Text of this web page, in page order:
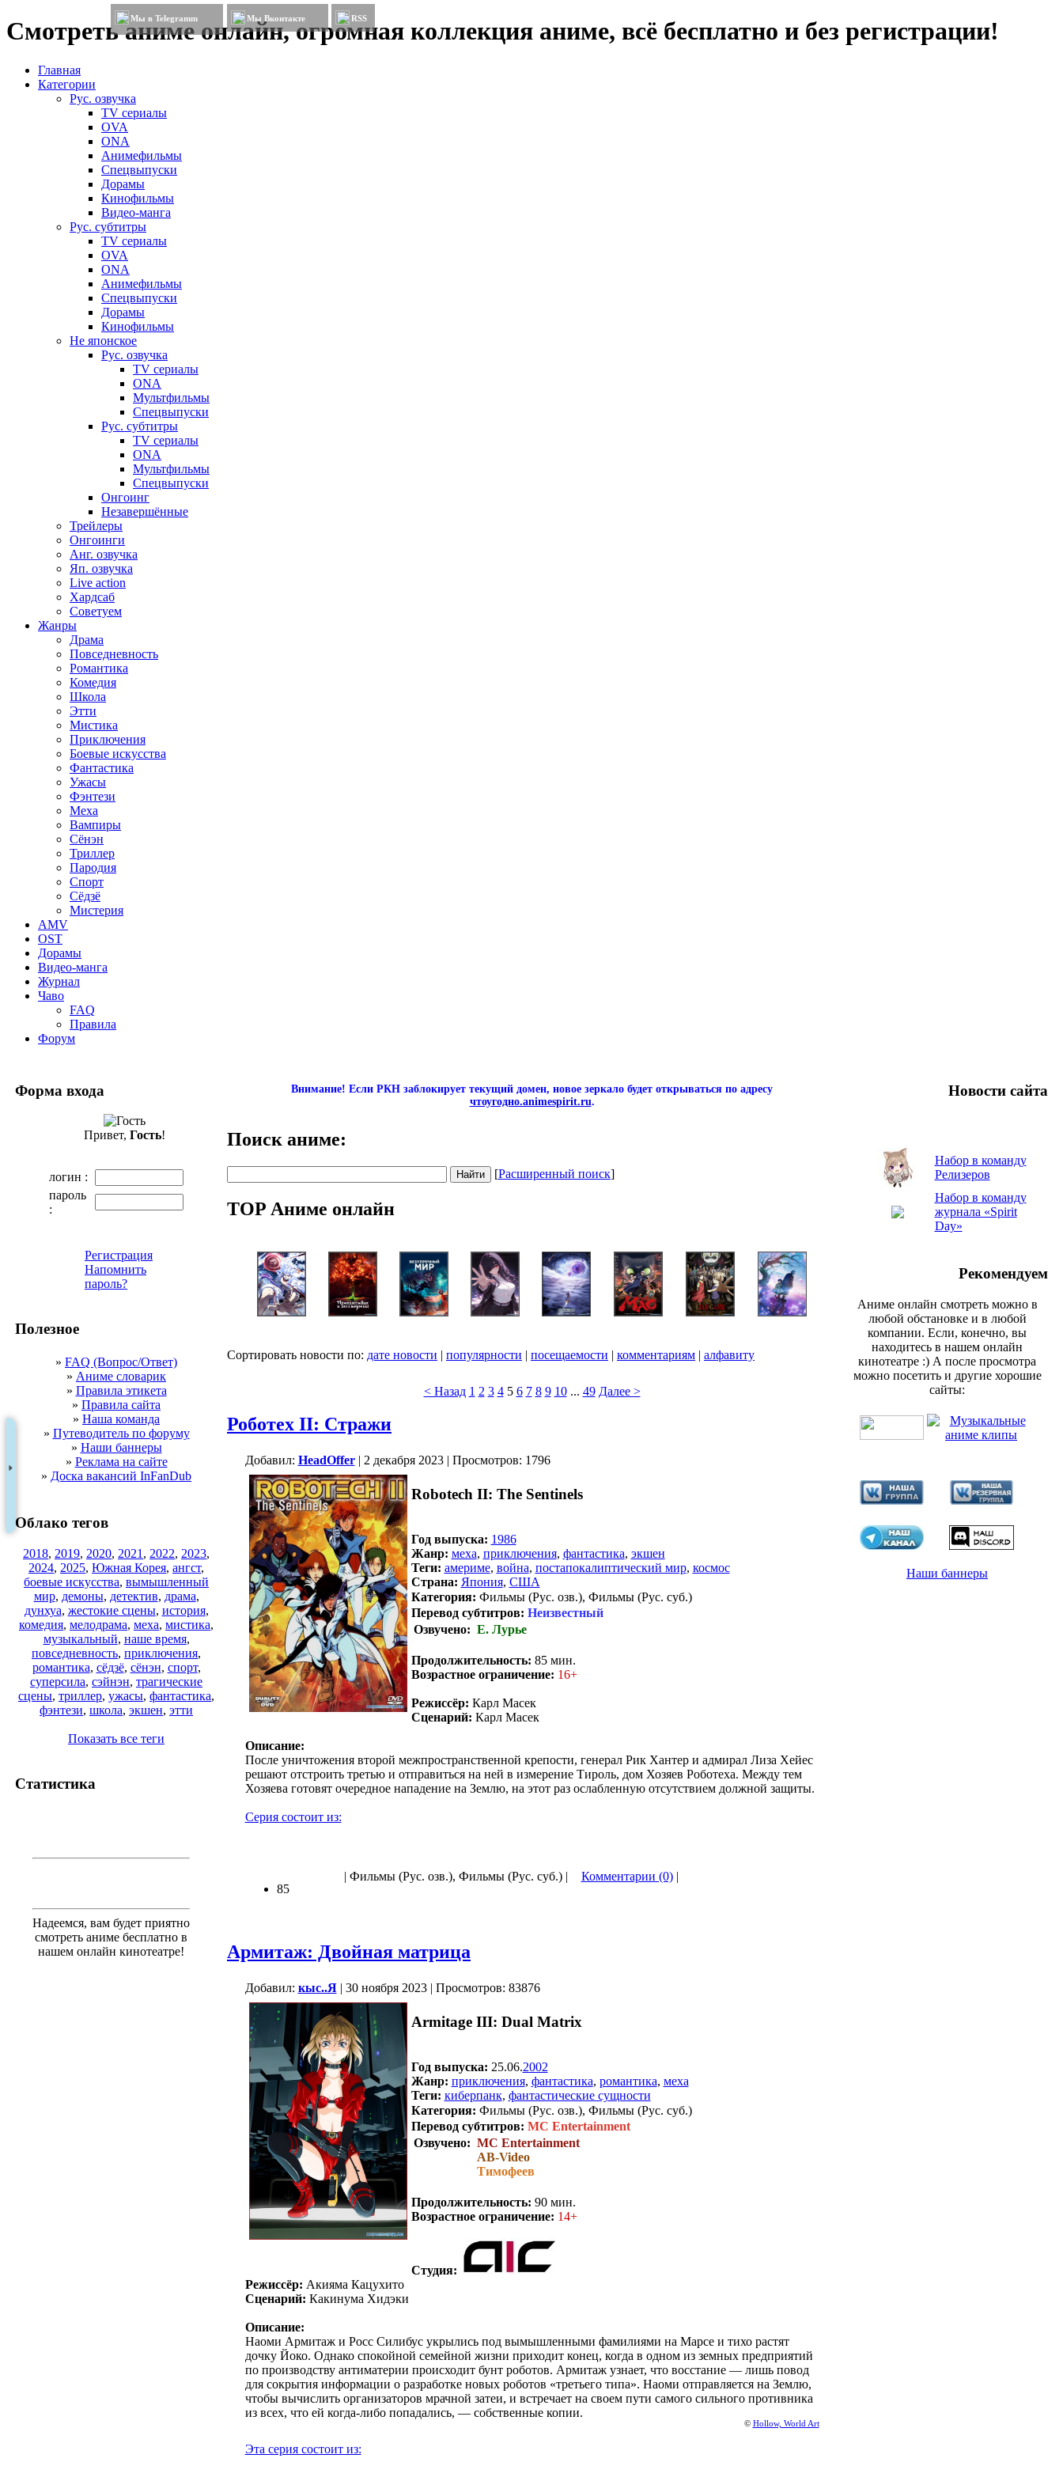
Смотреть аниме онлайн, огромная коллекция аниме, всё бесплатно и без регистрации!
Мы в Telegramm Мы Вконтакте RSS
Главная
Категории
Рус. озвучка
TV сериалы
OVA
ONA
Анимефильмы
Спецвыпуски
Дорамы
Кинофильмы
Видео-манга
Рус. субтитры
TV сериалы
OVA
ONA
Анимефильмы
Спецвыпуски
Дорамы
Кинофильмы
Не японское
Рус. озвучка
TV сериалы
ONA
Мультфильмы
Спецвыпуски
Рус. субтитры
TV сериалы
ONA
Мультфильмы
Спецвыпуски
Онгоинг
Незавершённые
Трейлеры
Онгоинги
Анг. озвучка
Яп. озвучка
Live action
Хардсаб
Советуем
Жанры
Драма
Повседневность
Романтика
Комедия
Школа
Этти
Мистика
Приключения
Боевые искусства
Фантастика
Ужасы
Фэнтези
Меха
Вампиры
Сёнэн
Триллер
Пародия
Спорт
Сёдзё
Мистерия
AMV
OST
Дорамы
Видео-манга
Журнал
Чаво
FAQ
Правила
Форум
Форма входа
Привет, Гость!
логин :
пароль
:
Регистрация
Напомнить
пароль?
Полезное
» FAQ (Вопрос/Ответ)
» Аниме словарик
» Правила этикета
» Правила сайта
» Наша команда
» Путеводитель по форуму
» Наши баннеры
» Реклама на сайте
» Доска вакансий InFanDub
Облако тегов
2018, 2019, 2020, 2021 , 2022, 2023,
2024, 2025, Южная Корея, ангст,
боевые искусства, вымышленный
мир, демоны, детектив, драма,
дунхуа, жестокие сцены, история,
комедия, мелодрама, меха, мистика,
музыкальный, наше время,
повседневность, приключения,
романтика, сёдзё, сёнэн, спорт,
суперсила, сэйнэн, трагические
сцены, триллер, ужасы, фантастика,
фэнтези, школа, экшен, этти
Показать все теги
Статистика
Надеемся, вам будет приятно
смотреть аниме бесплатно в
нашем онлайн кинотеатре!
Внимание! Если РКН заблокирует текущий домен, новое зеркало будет открываться по адресу
чтоугодно.animespirit.ru.
Поиск аниме:
[Расширенный поиск]
TOP Аниме онлайн
Сортировать новости по: дате новости | популярности | посещаемости | комментариям | алфавиту
< Назад 1 2 3 4 5 6 7 8 9 10... 49 Далее >
Роботех II: Стражи
Добавил: HeadOffer| 2 декабря 2023 | Просмотров: 1796
Robotech II: The Sentinels
Год выпуска: 1986
Жанр: меха, приключения, фантастика, экшен
Теги: америме, война, постапокалиптический мир, космос
Страна: Япония, США
Категория: Фильмы (Рус. озв.), Фильмы (Рус. суб.)
Перевод субтитров: Неизвестный
Озвучено: Е. Лурье
Продолжительность: 85 мин.
Возрастное ограничение: 16+
Режиссёр: Карл Масек
Сценарий: Карл Масек
Описание:
После уничтожения второй межпространственной крепости, генерал Рик Хантер и адмирал Лиза Хейес
решают отстроить третью и отправиться на ней в измерение Тироль, дом Хозяев Роботеха. Между тем
Хозяева готовят очередное нападение на Землю, на этот раз ослабленную отсутствием должной защиты.
Серия состоит из:
85
| Фильмы (Рус. озв.), Фильмы (Рус. суб.) | Комментарии (0)|
Армитаж: Двойная матрица
Добавил: кыс..Я| 30 ноября 2023 | Просмотров: 83876
Armitage III: Dual Matrix
Год выпуска: 25.06.2002
Жанр: приключения, фантастика, романтика, меха
Теги: киберпанк, фантастические сущности
Категория: Фильмы (Рус. озв.), Фильмы (Рус. суб.)
Перевод субтитров: MC Entertainment
Озвучено: MC Entertainment
AB-Video
Тимофеев
Продолжительность: 90 мин.
Возрастное ограничение: 14+
Студия:
Режиссёр: Акияма Кацухито
Сценарий: Какинума Хидэки
Описание:
Наоми Армитаж и Росс Силибус укрылись под вымышленными фамилиями на Марсе и тихо растят
дочку Йоко. Однако спокойной семейной жизни приходит конец, когда в одном из земных предприятий
по производству антиматерии происходит бунт роботов. Армитаж узнает, что восстание — лишь повод
для сокрытия информации о разработке новых роботов «третьего типа». Наоми отправляется на Землю,
чтобы вычислить организаторов мрачной затеи, и встречает на своем пути самого сильного противника
из всех, что ей когда-либо попадались, — собственные копии.
© Hollow, World Art
Эта серия состоит из:
Новости сайта
Набор в команду
Релизеров
Набор в команду
журнала «Spirit
Day»
Рекомендуем
Аниме онлайн смотреть можно в
любой обстановке и в любой
компании. Если, конечно, вы
находитесь в нашем онлайн
кинотеатре :) А после просмотра
можно посетить и другие хорошие
сайты:
Наши баннеры